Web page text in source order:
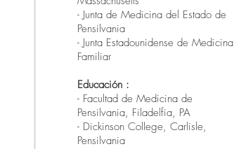
- Junta de Medicina del Estado de
Pensilvania
- Junta Estadounidense de Medicina
Familiar
Educación :
- Facultad de Medicina de
Pensilvania, Filadelfia, PA
- Dickinson College, Carlisle,
Pensilvania